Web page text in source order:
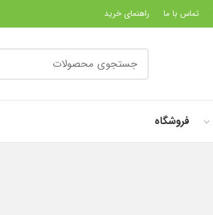
تماس با ما راهنمای خرید
فروشگاه